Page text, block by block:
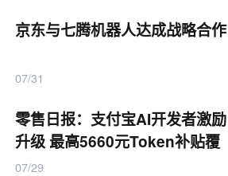
京东与七腾机器人达成战略合作
07/31
零售日报：支付宝AI开发者激励
升级 最高5660元Token补贴覆
盖个人
07/29